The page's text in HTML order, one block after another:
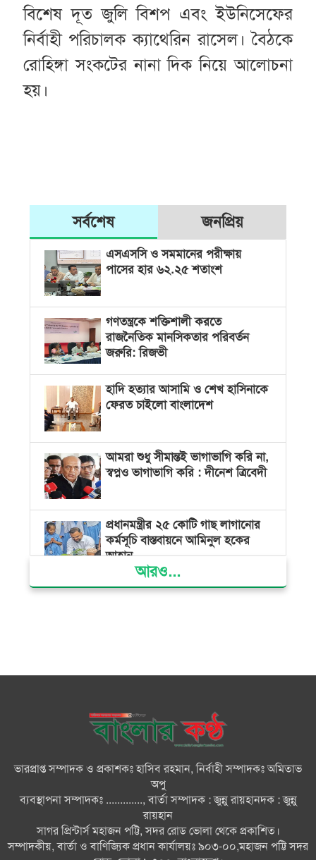
বিশেষ দূত জুলি বিশপ এবং ইউনিসেফের
নির্বাহী পরিচালক ক্যাথেরিন রাসেল। বৈঠকে
রোহিঙ্গা সংকটের নানা দিক নিয়ে আলোচনা
হয়।
সর্বশেষ জনপ্রিয়
এসএসসি ও সমমানের পরীক্ষায়
পাসের হার ৬২.২৫ শতাংশ
গণতন্ত্রকে শক্তিশালী করতে
রাজনৈতিক মানসিকতার পরিবর্তন
জরুরি: রিজভী
হাদি হত্যার আসামি ও শেখ হাসিনাকে
ফেরত চাইলো বাংলাদেশ
আমরা শুধু সীমান্তই ভাগাভাগি করি না,
স্বপ্নও ভাগাভাগি করি : দীনেশ ত্রিবেদী
প্রধানমন্ত্রীর ২৫ কোটি গাছ লাগানোর
কর্মসূচি বাস্তবায়নে আমিনুল হকের
আহ্বান
সৌদি আরবের কারখানায় অগ্নিকাণ্ডে
উদ্বোধন প্রধানমন্ত্রীর
শেখ হাসিনাকে ফেরাতে ভারতের প্রতি
প্রধানমন্ত্রীর তাগিদ
মনপুরায় মেঘনায় অবৈধ ভাবে বালু
উত্তোলন হুমকিতে নির্মাণাধীন শহর
রক্ষা বেড়ীবাঁধ
লালমোহনে হত্যা মামলায় যাবজ্জীবন
সাজাপ্রাপ্ত পলাতক আসামি গ্রেফতার
আরও...
ভারপ্রাপ্ত সম্পাদক ও প্রকাশকঃ হাসিব রহমান, নির্বাহী সম্পাদকঃ অমিতাভ
অপু
ব্যবস্থাপনা সম্পাদকঃ ............., বার্তা সম্পাদক : জুন্নু রায়হানদক : জুন্নু
রায়হান
সাগর প্রিন্টার্স মহাজন পট্টি, সদর রোড ভোলা থেকে প্রকাশিত।
সম্পাদকীয়, বার্তা ও বাণিজ্যিক প্রধান কার্যালয়ঃ ৯০৩-০০,মহাজন পট্টি সদর